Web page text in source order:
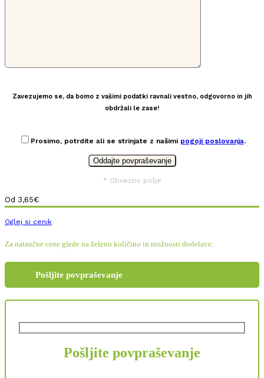
Zavezujemo se, da bomo z vašimi podatki ravnali vestno, odgovorno in jih
obdržali le zase!
Prosimo, potrdite ali se strinjate z našimi pogoji poslovanja.
* Obvezno polje
Od 3,65€
Oglej si cenik
Za natančne cene glede na želeno količino in možnosti dodelave:
Pošljite povpraševanje
Pošljite povpraševanje